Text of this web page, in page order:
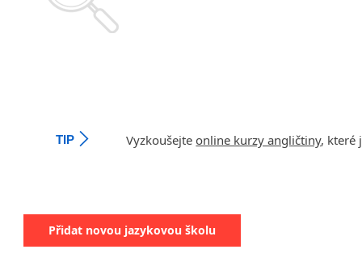
TIP Vyzkoušejte online kurzy angličtiny, které
Přidat novou jazykovou školu